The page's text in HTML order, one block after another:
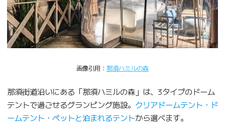
画像引用： 那須ハミルの森
那須街道沿いにある「那須ハミルの森」は、3タイプのドーム
テントで過ごせるグランピング施設。 クリアドームテント・ド
ームテント・ペットと泊まれるテントから選べます。